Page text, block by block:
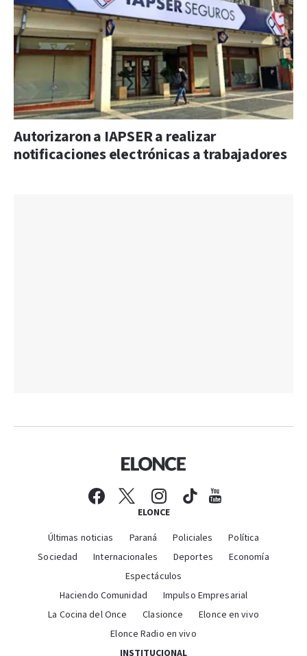
Autorizaron a IAPSER a realizar
notificaciones electrónicas a trabajadores
ELONCE
Últimas noticias Paraná Policiales
Política
Sociedad
Internacionales Deportes
Economía
Espectáculos
Haciendo Comunidad
Impulso Empresarial
La Cocina del Once
Clasionce
Elonce en vivo
Elonce Radio en vivo
INSTITUCIONAL